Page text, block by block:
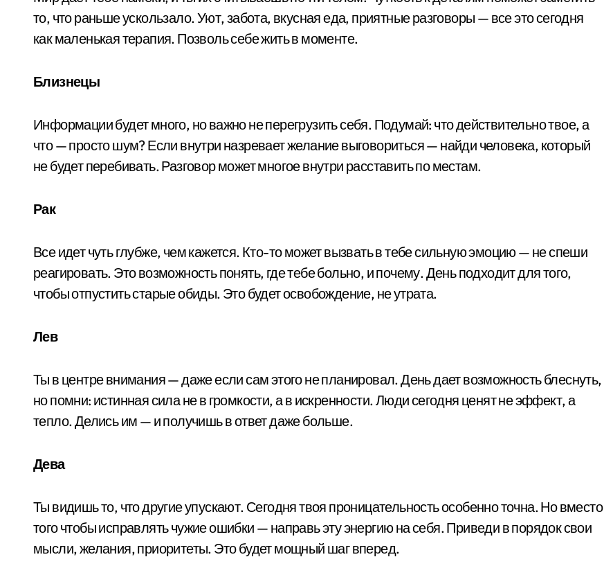
то, что раньше ускользало. Уют, забота, вкусная еда, приятные разговоры — все это сегодня
как маленькая терапия. Позволь себе жить в моменте.
Близнецы
Информации будет много, но важно не перегрузить себя. Подумай: что действительно твое, а
что — просто шум? Если внутри назревает желание выговориться — найди человека, который
не будет перебивать. Разговор может многое внутри расставить по местам.
Рак
Все идет чуть глубже, чем кажется. Кто-то может вызвать в тебе сильную эмоцию — не спеши
реагировать. Это возможность понять, где тебе больно, и почему. День подходит для того,
чтобы отпустить старые обиды. Это будет освобождение, не утрата.
Лев
Ты в центре внимания — даже если сам этого не планировал. День дает возможность блеснуть,
но помни: истинная сила не в громкости, а в искренности. Люди сегодня ценят не эффект, а
тепло. Делись им — и получишь в ответ даже больше.
Дева
Ты видишь то, что другие упускают. Сегодня твоя проницательность особенно точна. Но вместо
того чтобы исправлять чужие ошибки — направь эту энергию на себя. Приведи в порядок свои
мысли, желания, приоритеты. Это будет мощный шаг вперед.